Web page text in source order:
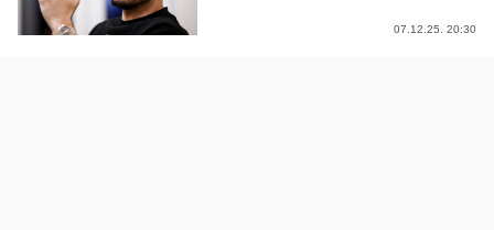
07.12.25. 20:30